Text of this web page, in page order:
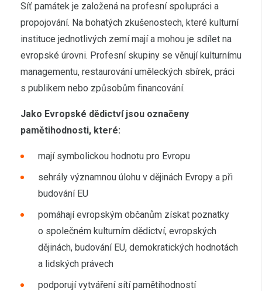
Síť památek je založená na profesní spolupráci a
propojování. Na bohatých zkušenostech, které kulturní
instituce jednotlivých zemí mají a mohou je sdílet na
evropské úrovni. Profesní skupiny se věnují kulturnímu
managementu, restaurování uměleckých sbírek, práci
s publikem nebo způsobům financování.
Jako Evropské dědictví jsou označeny
pamětihodnosti, které:
mají symbolickou hodnotu pro Evropu
sehrály významnou úlohu v dějinách Evropy a při
budování EU
pomáhají evropským občanům získat poznatky
o společném kulturním dědictví, evropských
dějinách, budování EU, demokratických hodnotách
a lidských právech
podporují vytváření sítí pamětihodností